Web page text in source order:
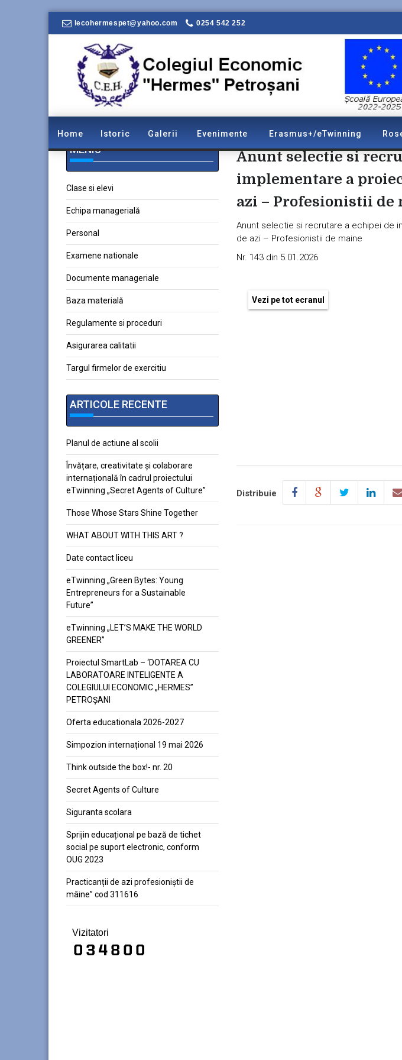
lecohermespet@yahoo.com 0254 542 252
Home Istoric Galerii Evenimente Erasmus+/eTwinning
MENIU
Clase si elevi
Echipa managerială
Personal
Examene nationale
Documente manageriale
Baza materială
Regulamente si proceduri
Asigurarea calitatii
Targul firmelor de exercitiu
ARTICOLE RECENTE
Planul de actiune al scolii
Învățare, creativitate și colaborare
internațională în cadrul proiectului
eTwinning „Secret Agents of Culture”
Those Whose Stars Shine Together
WHAT ABOUT WITH THIS ART ?
Date contact liceu
eTwinning „Green Bytes: Young
Entrepreneurs for a Sustainable
Future”
eTwinning „LET’S MAKE THE WORLD
GREENER”
Proiectul SmartLab – ‘DOTAREA CU
LABORATOARE INTELIGENTE A
COLEGIULUI ECONOMIC „HERMES”
PETROȘANI
Oferta educationala 2026-2027
Simpozion internațional 19 mai 2026
Think outside the box!- nr. 20
Secret Agents of Culture
Siguranta scolara
Sprijin educațional pe bază de tichet
social pe suport electronic, conform
OUG 2023
Practicanții de azi profesioniștii de
mâine” cod 311616
Vizitatori
Anunt selectie si
implementare a
azi – Profesionistii de
Anunt selectie si recrutare a echipei de
de azi – Profesionistii de maine
Nr. 143 din 5.01.2026
Vezi pe tot ecranul
Distribuie